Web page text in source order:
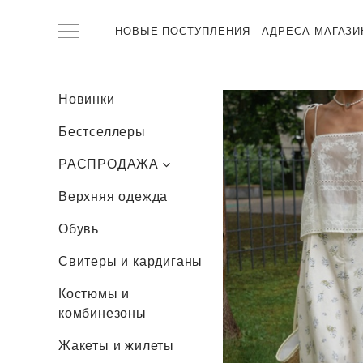
НОВЫЕ ПОСТУПЛЕНИЯ АДРЕСА
Новинки
Бестселлеры
РАСПРОДАЖА
Верхняя одежда
Свитеры и
комбинезоны
Верхняя одежда
Обувь
Свитеры и кардиганы
Костюмы и
комбинезоны
Жакеты и жилеты